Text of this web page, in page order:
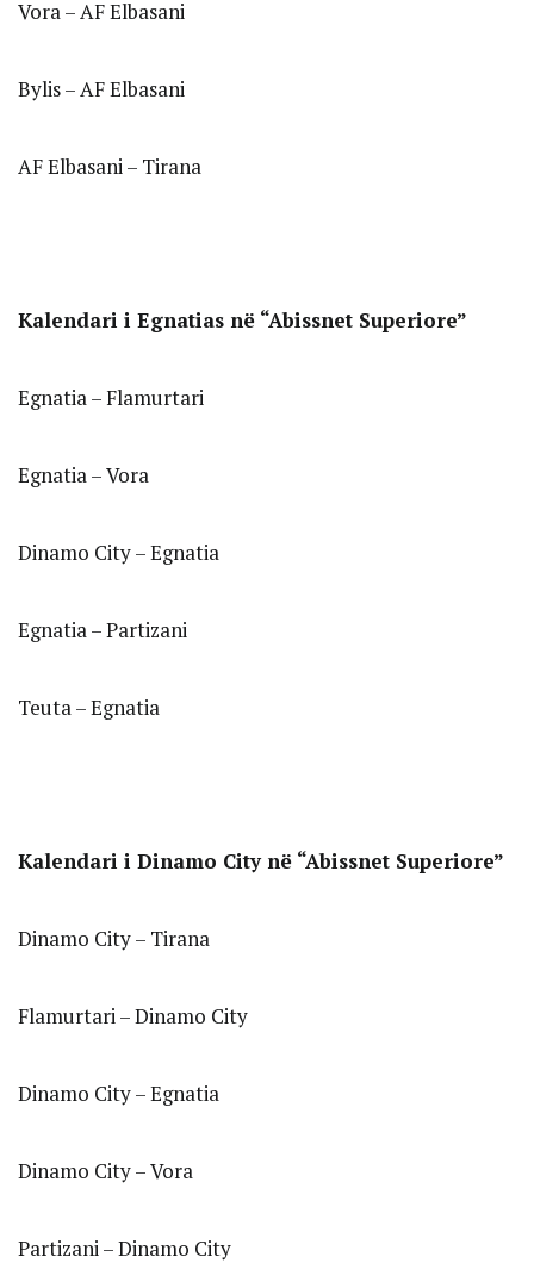
Vora – AF Elbasani
Bylis – AF Elbasani
AF Elbasani – Tirana
Kalendari i Egnatias në “Abissnet Superiore”
Egnatia – Flamurtari
Egnatia – Vora
Dinamo City – Egnatia
Egnatia – Partizani
Teuta – Egnatia
Kalendari i Dinamo City në “Abissnet Superiore”
Dinamo City – Tirana
Flamurtari – Dinamo City
Dinamo City – Egnatia
Dinamo City – Vora
Partizani – Dinamo City